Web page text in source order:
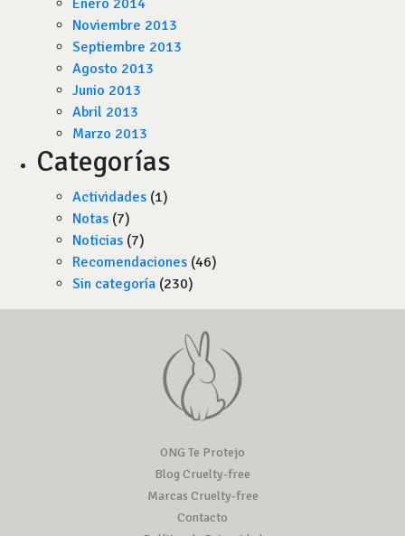
Enero 2014
Noviembre 2013
Septiembre 2013
Agosto 2013
Junio 2013
Abril 2013
Marzo 2013
Categorías
Actividades (1)
Notas (7)
Noticias (7)
Recomendaciones (46)
Sin categoría (230)
ONG Te Protejo
Blog Cruelty-free
Marcas Cruelty-free
Contacto